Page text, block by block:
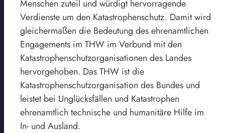
Menschen zuteil und würdigt hervorragende
Verdienste um den Katastrophenschutz. Damit wird
gleichermaßen die Bedeutung des ehrenamtlichen
Engagements im THW im Verbund mit den
Katastrophenschutzorganisationen des Landes
hervorgehoben. Das THW ist die
Katastrophenschutzorganisation des Bundes und
leistet bei Unglücksfällen und Katastrophen
ehrenamtlich technische und humanitäre Hilfe im
In- und Ausland.